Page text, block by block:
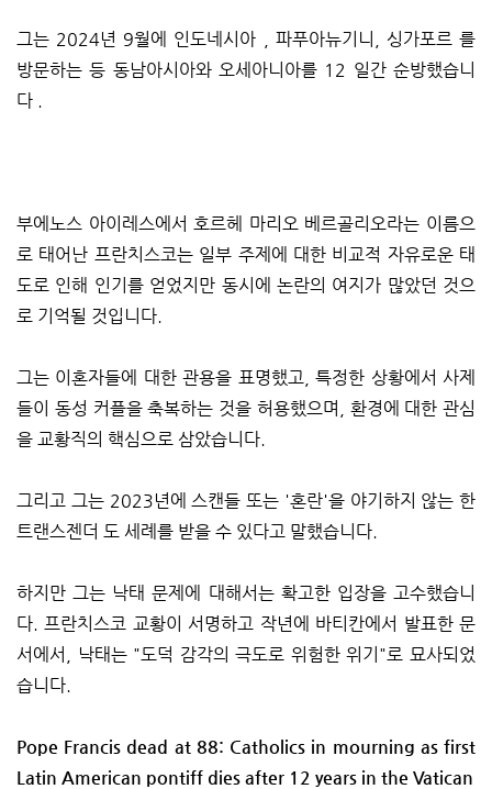
그는 2024년 9월에 인도네시아 , 파푸아뉴기니, 싱가포르 를
방문하는 등 동남아시아와 오세아니아를 12 일간 순방했습니
다 .
부에노스 아이레스에서 호르헤 마리오 베르골리오라는 이름으
로 태어난 프란치스코는 일부 주제에 대한 비교적 자유로운 태
도로 인해 인기를 얻었지만 동시에 논란의 여지가 많았던 것으
로 기억될 것입니다.
그는 이혼자들에 대한 관용을 표명했고, 특정한 상황에서 사제
들이 동성 커플을 축복하는 것을 허용했으며, 환경에 대한 관심
을 교황직의 핵심으로 삼았습니다.
그리고 그는 2023년에 스캔들 또는 '혼란'을 야기하지 않는 한
트랜스젠더 도 세례를 받을 수 있다고 말했습니다.
하지만 그는 낙태 문제에 대해서는 확고한 입장을 고수했습니
다. 프란치스코 교황이 서명하고 작년에 바티칸에서 발표한 문
서에서, 낙태는 "도덕 감각의 극도로 위험한 위기"로 묘사되었
습니다.
Pope Francis dead at 88: Catholics in mourning as first
Latin American pontiff dies after 12 years in the Vatican